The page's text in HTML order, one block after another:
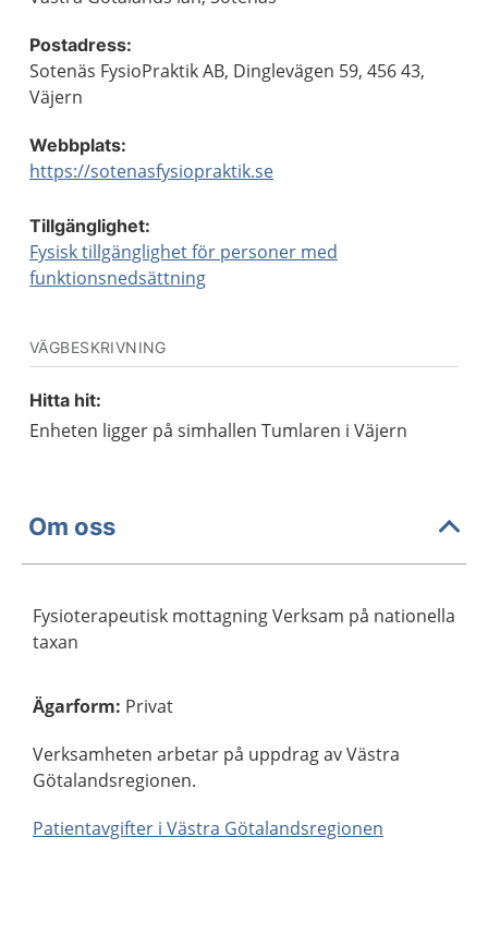
Postadress:
Sotenäs FysioPraktik AB, Dinglevägen 59, 456 43,
Väjern
Webbplats:
https://sotenasfysiopraktik.se
Tillgänglighet:
Fysisk tillgänglighet för personer med
funktionsnedsättning
VÄGBESKRIVNING
Hitta hit:
Enheten ligger på simhallen Tumlaren i Väjern
Om oss
Fysioterapeutisk mottagning Verksam på nationella
taxan
Ägarform: Privat
Verksamheten arbetar på uppdrag av Västra
Götalandsregionen.
Patientavgifter i Västra Götalandsregionen